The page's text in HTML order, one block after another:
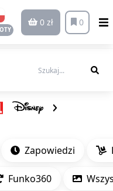
0 zł 0
Zapowiedzi
Funko360